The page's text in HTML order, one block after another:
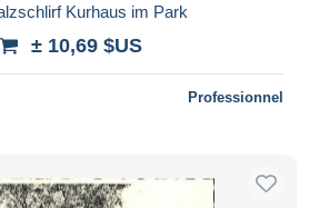
Kurhaus im Park
± 10,69 $US
Professionnel